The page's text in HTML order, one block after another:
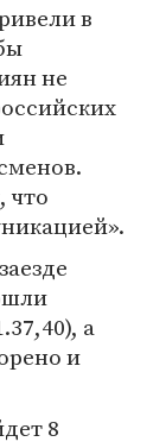
в
не
что
а
и
8